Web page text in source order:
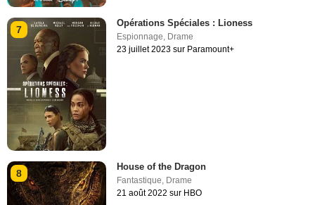
7
Opérations Spéciales : Lioness
Espionnage, Drame
23 juillet 2023 sur Paramount+
8
House of the Dragon
Fantastique Drame
21 août 2022 sur HBO